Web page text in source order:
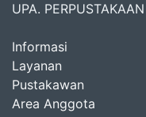
UPA. PERPUSTAKAAN
Informasi
Layanan
Pustakawan
Area Anggota